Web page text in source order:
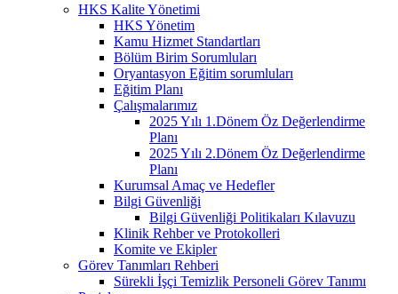
HKS Kalite Yönetimi
HKS Yönetim
Kamu Hizmet Standartları
Bölüm Birim Sorumluları
Oryantasyon Eğitim sorumluları
Eğitim Planı
Çalışmalarımız
2025 Yılı 1.Dönem Öz Değerlendirme
Planı
2025 Yılı 2.Dönem Öz Değerlendirme
Planı
Kurumsal Amaç ve Hedefler
Bilgi Güvenliği
Bilgi Güvenliği Politikaları Kılavuzu
Klinik Rehber ve Protokolleri
Komite ve Ekipler
Görev Tanımları Rehberi
Sürekli İşçi Temizlik Personeli Görev Tanımı